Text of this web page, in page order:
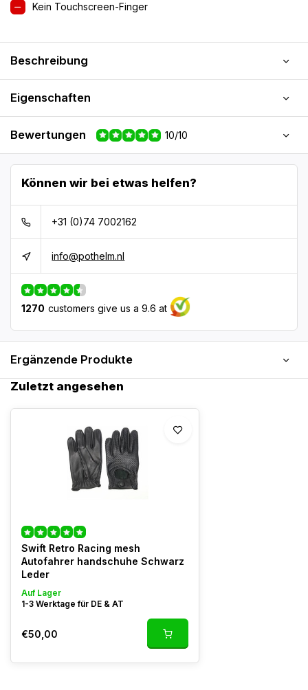
Kein Touchscreen-Finger
Beschreibung
Eigenschaften
Bewertungen 10/10
Können wir bei etwas helfen?
+31 (0)74 7002162
info@pothelm.nl
1270 customers give us a 9.6 at
Ergänzende Produkte
Zuletzt angesehen
Swift Retro Racing mesh
Autofahrer handschuhe Schwarz
Leder
Auf Lager
1-3 Werktage für DE & AT
€50,00